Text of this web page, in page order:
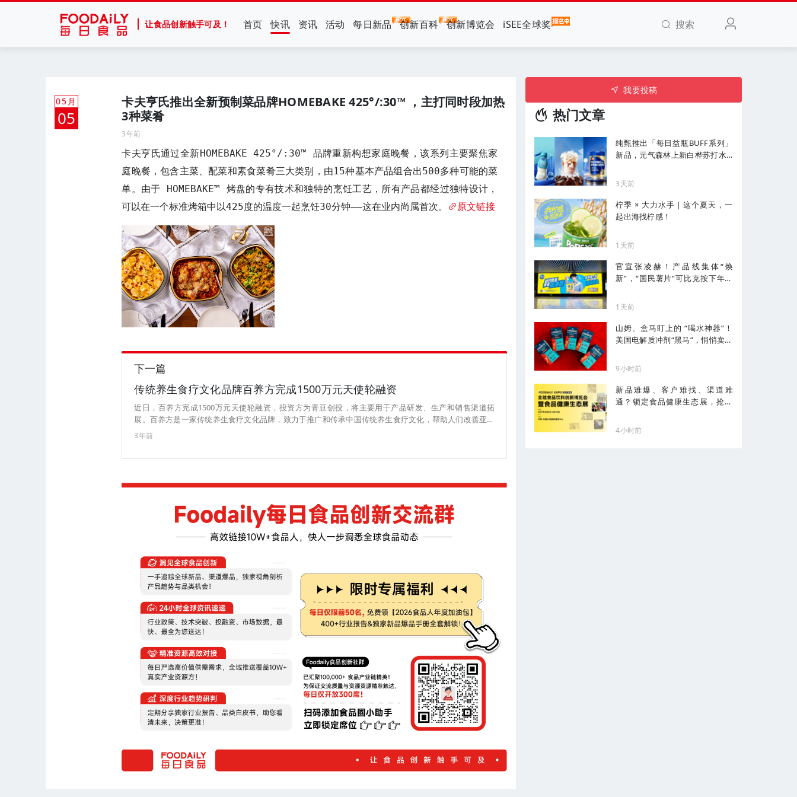
让食品创新触手可及！ 首页 快讯 资讯 活动 每日新品 创新百科 创新博览会 iSEE全球奖 搜索
05月
05
卡夫亨氏推出全新预制菜品牌HOMEBAKE 425°/:30™ ，主打同时段加热
3种菜肴
3年前
卡夫亨氏通过全新HOMEBAKE 425°/:30™ 品牌重新构想家庭晚餐，该系列主要聚焦家
庭晚餐，包含主菜、配菜和素食菜肴三大类别，由15种基本产品组合出500多种可能的菜
单。由于 HOMEBAKE™ 烤盘的专有技术和独特的烹饪工艺，所有产品都经过独特设计，
可以在一个标准烤箱中以425度的温度一起烹饪30分钟——这在业内尚属首次。
原文链接
下一篇
传统养生食疗文化品牌百养方完成1500万元天使轮融资
近日，百养方完成1500万元天使轮融资，投资方为青豆创投，将主要用于产品研发、生产和销售渠道拓
展。百养方是一家传统养生食疗文化品牌，致力于推广和传承中国传统养生食疗文化，帮助人们改善亚健
康状态，达到身心健康的目标。公司将中国传统经方和现代科技相结合，并与经验丰富的中医专家团队共
同研发出经方汤包，养生茶包，破壁机豆浆包，滋补膏方，食疗丸，阿胶糕，即食仙炖等一系列安全品质
3年前
我要投稿
热门文章
纯甄推出「每日益瓶BUFF系列」
新品，元气森林上新白桦苏打水...
3天前
柠季 × 大力水手｜这个夏天，一
起出海找柠感！
1天前
官宣张凌赫！产品线集体“焕
新”，“国民薯片”可比克按下年轻
1天前
山姆、盒马盯上的 “喝水神器”！
美国电解质冲剂“黑马”，悄悄卖了
9小时前
新品难爆、客户难找、渠道难
通？锁定食品健康生态展，抢占
4小时前